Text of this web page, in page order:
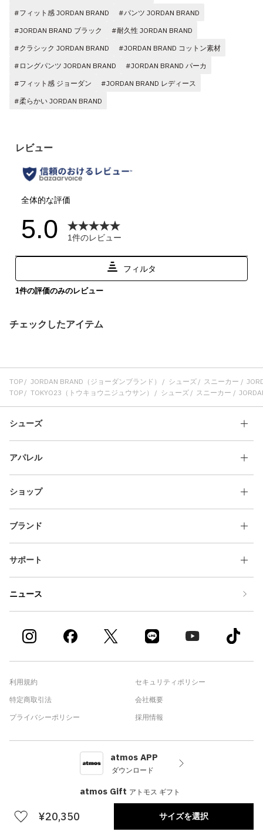
¥20,350 サイズを選択
#フィット感 JORDAN BRAND
#パンツ JORDAN BRAND
#JORDAN BRAND ブラック
#耐久性 JORDAN BRAND
#クラシック JORDAN BRAND
#JORDAN BRAND コットン素材
#ロングパンツ JORDAN BRAND
#JORDAN BRAND パーカ
#フィット感 ジョーダン
#JORDAN BRAND レディース
#柔らかい JORDAN BRAND
チェックしたアイテム
TOP JORDAN BRAND（ジョーダンブランド） シューズ スニーカー
TOP
TOKYO23（トウキョウニジュウサン） シューズ スニーカー
シューズ
アパレル
ショップ
ブランド
サポート
ニュース
利用規約
特定商取引法
プライバシーポリシー
セキュリティポリシー
会社概要
採用情報
atmos APP
ダウンロード
atmos Gift アトモス ギフト